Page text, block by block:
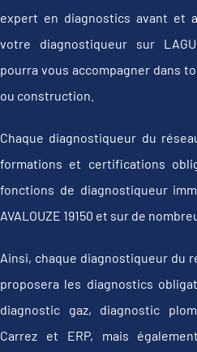
expert en diagnostics avant et
votre diagnostiqueur sur
pourra vous accompagner dans
ou construction.
Chaque diagnostiqueur du
formations et certifications
fonctions de diagnostiqueur
AVALOUZE 19150 et sur de
Ainsi, chaque diagnostiqueur du
proposera les diagnostics
diagnostic gaz, diagnostic
Carrez et ERP, mais